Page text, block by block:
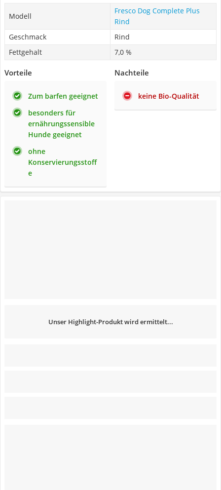
Modell
Fresco Dog Complete Plus
Rind
Geschmack
Rind
Fettgehalt
7,0 %
Vorteile
Zum barfen geeignet
besonders für
ernährungssensible
Hunde geeignet
ohne
Konservierungsstoff
e
Nachteile
keine Bio-Qualität
Unser Highlight-Produkt wird ermittelt...